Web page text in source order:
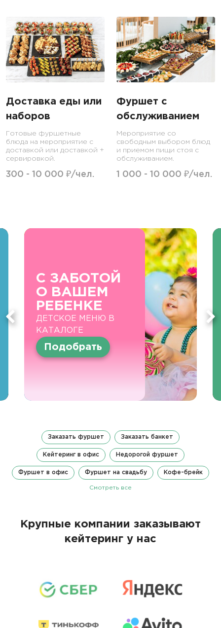
Доставка еды или
наборов
Готовые фуршетные
блюда на мероприятие с
доставкой или доставкой +
сервировкой.
300 - 10 000 ₽/чел.
Фуршет с
обслуживанием
Мероприятие со
свободным выбором блюд
и приемом пищи стоя с
обслуживанием.
1 000 - 10 000 ₽/чел.
С ЗАБОТОЙ
О ВАШЕМ
РЕБЕНКЕ
ДЕТСКОЕ МЕНЮ В
КАТАЛОГЕ
Подобрать
Заказать фуршет Заказать банкет
Кейтеринг в офис Недорогой фуршет
Фуршет в офис Фуршет на свадьбу Кофе-брейк
Смотреть все
Крупные компании заказывают
кейтеринг у нас